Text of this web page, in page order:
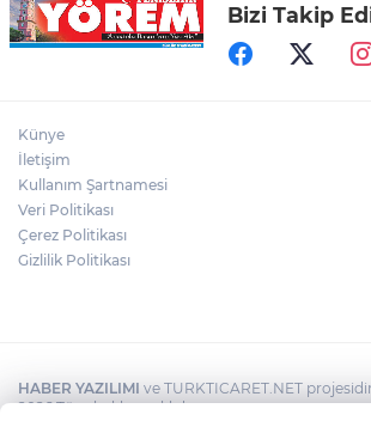
Bursa'nın Temmuz ayı
914 milyon dolara ulaştı
Bizi Takip
Künye
İletişim
Kullanım Şartnamesi
Veri Politikası
Çerez Politikası
Gizlilik Politikası
HABER YAZILIMI ve TURKTICARET.NET
2026 Tüm hakları saklıdır.